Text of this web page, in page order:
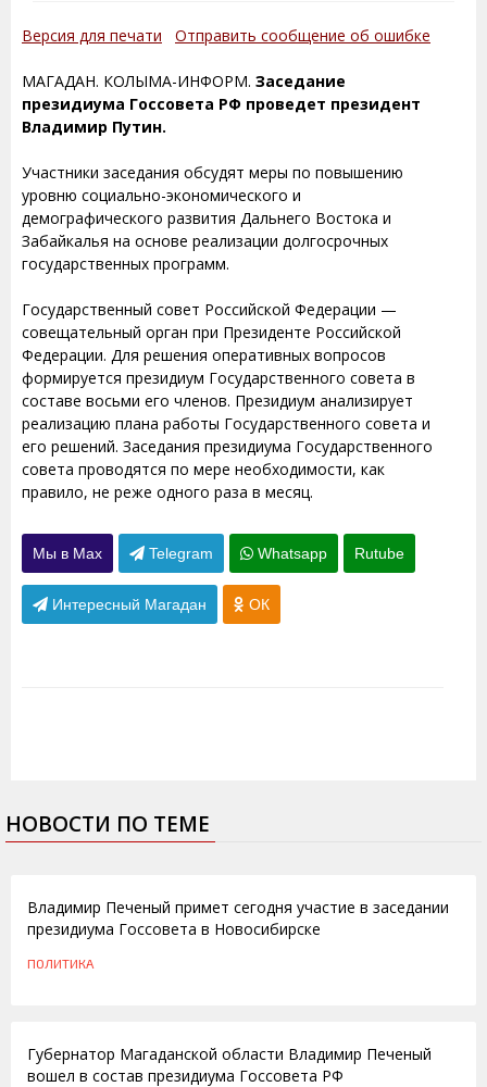
Версия для печати Отправить сообщение об ошибке
МАГАДАН. КОЛЫМА-ИНФОРМ. Заседание
президиума Госсовета РФ проведет президент
Владимир Путин.
Участники заседания обсудят меры по повышению
уровню социально-экономического и
демографического развития Дальнего Востока и
Забайкалья на основе реализации долгосрочных
государственных программ.
Государственный совет Российской Федерации —
совещательный орган при Президенте Российской
Федерации. Для решения оперативных вопросов
формируется президиум Государственного совета в
составе восьми его членов. Президиум анализирует
реализацию плана работы Государственного совета и
его решений. Заседания президиума Государственного
совета проводятся по мере необходимости, как
правило, не реже одного раза в месяц.
Мы в Max Telegram Whatsapp Rutube
Интересный Магадан ОК
НОВОСТИ ПО ТЕМЕ
Владимир Печеный примет сегодня участие в заседании
президиума Госсовета в Новосибирске
ПОЛИТИКА
Губернатор Магаданской области Владимир Печеный
вошел в состав президиума Госсовета РФ